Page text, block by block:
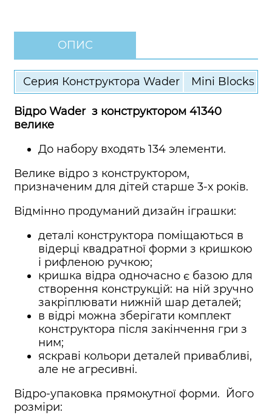
ОПИС
Серия Конструктора Wader Mini Blocks
Відро Wader з конструктором 41340
велике
До набору входять 134 элементи.
Велике відро з конструктором,
призначеним для дітей старше 3-х років.
Відмінно продуманий дизайн іграшки:
деталі конструктора поміщаються в
відерці квадратної форми з кришкою
і рифленою ручкою;
кришка відра одночасно є базою для
створення конструкцій: на ній зручно
закріплювати нижній шар деталей;
в відрі можна зберігати комплект
конструктора після закінчення гри з
ним;
яскраві кольори деталей привабливі,
але не агресивні.
Відро-упаковка прямокутної форми. Його
розміри: